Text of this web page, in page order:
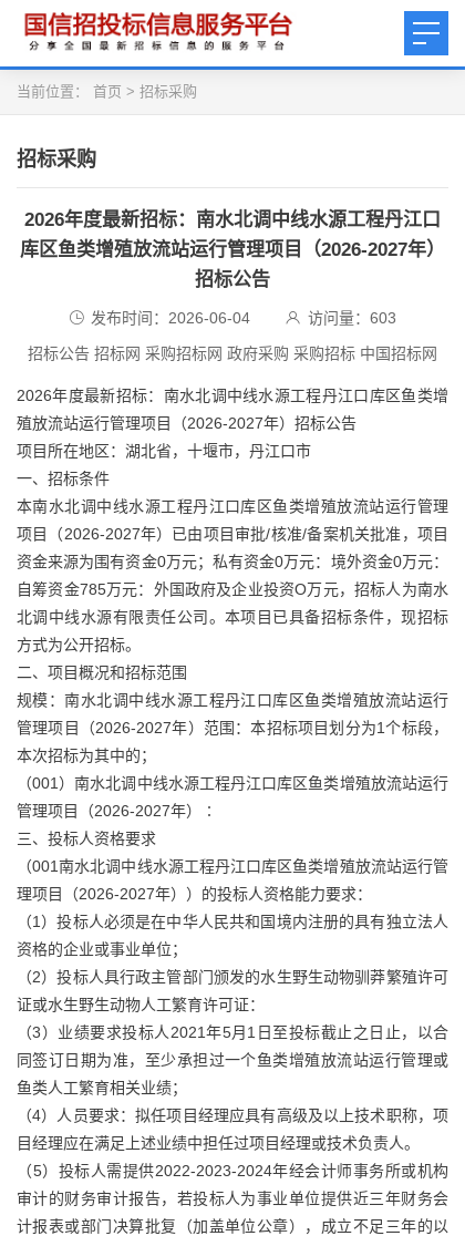
当前位置： 首页 > 招标采购
招标采购
2026年度最新招标：南水北调中线水源工程丹江口
库区鱼类增殖放流站运行管理项目（2026-2027年）
招标公告
发布时间：2026-06-04 访问量： 603
招标公告 招标网 采购招标网 政府采购 采购招标 中国招标网
2026年度最新招标：南水北调中线水源工程丹江口库区鱼类增
殖放流站运行管理项目（2026-2027年）招标公告
项目所在地区：湖北省，十堰市，丹江口市
一、招标条件
本南水北调中线水源工程丹江口库区鱼类增殖放流站运行管理
项目（2026-2027年）已由项目审批/核准/备案机关批准，项目
资金来源为围有资金0万元；私有资金0万元：境外资金0万元：
自筹资金785万元：外国政府及企业投资О万元，招标人为南水
北调中线水源有限责任公司。本项目已具备招标条件，现招标
方式为公开招标。
二、项目概况和招标范围
规模：南水北调中线水源工程丹江口库区鱼类增殖放流站运行
管理项目（2026-2027年）范围：本招标项目划分为1个标段，
本次招标为其中的；
（001）南水北调中线水源工程丹江口库区鱼类增殖放流站运行
管理项目（2026-2027年）∶
三、投标人资格要求
（001南水北调中线水源工程丹江口库区鱼类增殖放流站运行管
理项目（2026-2027年））的投标人资格能力要求：
（1）投标人必须是在中华人民共和国境内注册的具有独立法人
资格的企业或事业单位；
（2）投标人具行政主管部门颁发的水生野生动物驯莽繁殖许可
证或水生野生动物人工繁育许可证：
（3）业绩要求投标人2021年5月1日至投标截止之日止，以合
同签订日期为准，至少承担过一个鱼类增殖放流站运行管理或
鱼类人工繁育相关业绩；
（4）人员要求：拟任项目经理应具有高级及以上技术职称，项
目经理应在满足上述业绩中担任过项目经理或技术负责人。
（5）投标人需提供2022-2023-2024年经会计师事务所或机构
审计的财务审计报告，若投标人为事业单位提供近三年财务会
计报表或部门决算批复（加盖单位公章），成立不足三年的以